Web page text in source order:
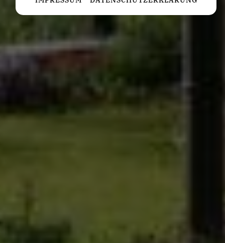
Diese Cookies erfassen anonyme Statistiken. Diese
unsere Website noch weiter optimieren können.
Google Analytics